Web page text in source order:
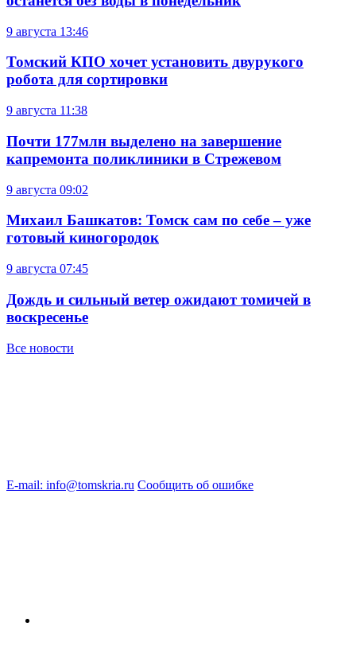
9 августа 13:46
Томский КПО хочет установить двурукого
робота для сортировки
9 августа 11:38
Почти 177млн выделено на завершение
капремонта поликлиники в Стрежевом
9 августа 09:02
Михаил Башкатов: Томск сам по себе – уже
готовый киногородок
9 августа 07:45
Дождь и сильный ветер ожидают томичей в
воскресенье
Все новости
E-mail: info@tomskria.ru Сообщить об ошибке